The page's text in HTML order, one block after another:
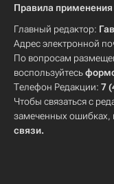
Правила
Главный редактор:
Адрес электронной
По вопросам
воспользуйтесь
Телефон Редакции: 7
Чтобы связаться с
замеченных ошибках,
связи.